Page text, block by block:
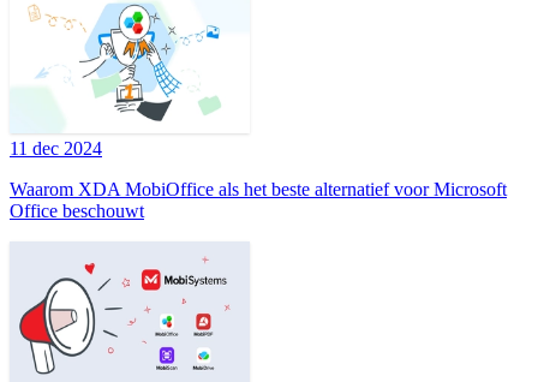
11 dec 2024
Waarom XDA MobiOffice als het beste alternatief voor Microsoft
Office beschouwt